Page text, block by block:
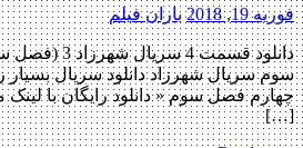
فوریه 19, 2018 باران فیلم
سوم سریال شهرزاد دانلود سریال
چهارم فصل سوم « دانلود رایگان با لینک
[…]